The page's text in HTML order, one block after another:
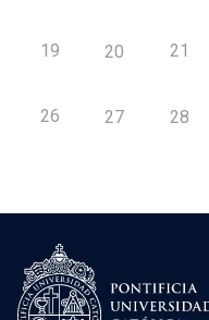
19 20 21
26 27 28